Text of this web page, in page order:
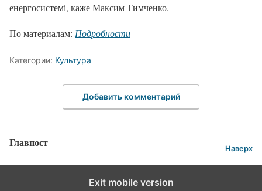
енергосистемі, каже Максим Тимченко.
По материалам: Подробности
Категории: Культура
Добавить комментарий
Главпост Наверх
Exit mobile version